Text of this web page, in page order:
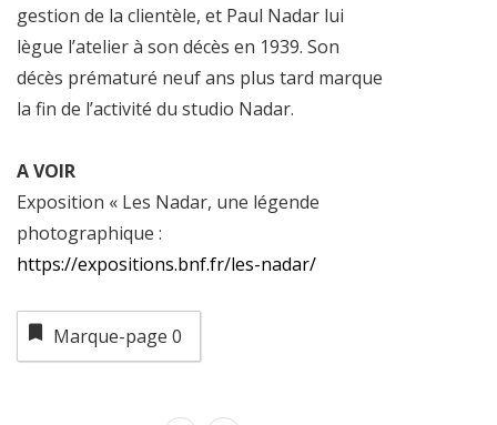
gestion de la clientèle, et Paul Nadar lui
lègue l’atelier à son décès en 1939. Son
décès prématuré neuf ans plus tard marque
la fin de l’activité du studio Nadar.
A VOIR
Exposition « Les Nadar, une légende
photographique :
https://expositions.bnf.fr/les-nadar/
Marque-page 0